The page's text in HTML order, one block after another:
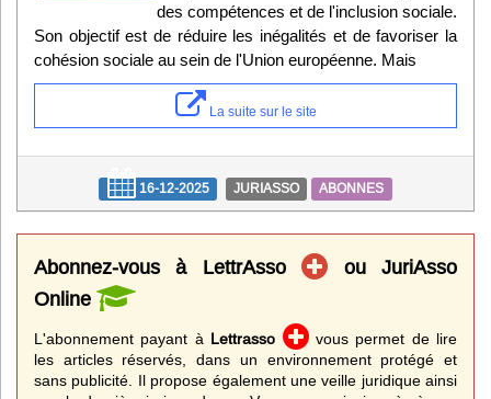
des compétences et de l'inclusion sociale.
Son objectif est de réduire les inégalités et de favoriser la
cohésion sociale au sein de l'Union européenne. Mais
La suite sur le site
16-12-2025 JURIASSO ABONNES
Abonnez-vous à LettrAsso
ou JuriAsso
Online
L'abonnement payant à Lettrasso
vous permet de lire
les articles réservés, dans un environnement protégé et
sans publicité. Il propose également une veille juridique ainsi